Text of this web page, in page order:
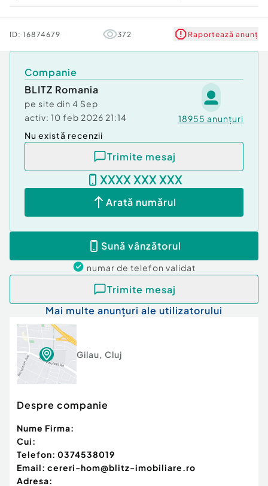
ID: 16874679 372 Raportează anunț
Companie
BLITZ Romania
pe site din 4 Sep
activ: 10 feb 2026 21:14 18955 anunțuri
Nu există recenzii
Trimite mesaj
XXXX XXX XXX
Arată numărul
Sună vânzătorul
numar de telefon validat
Trimite mesaj
Mai multe anunțuri ale utilizatorului
Gilau, Cluj
Despre companie
Nume Firma:
Cui:
Telefon: 0374538019
Email: cereri-hom@blitz-imobiliare.ro
Adresa: